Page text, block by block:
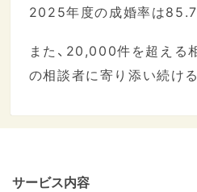
2025年度の成婚率は
また、20,000件を超える
の相談者に寄り添い続ける
サービス内容